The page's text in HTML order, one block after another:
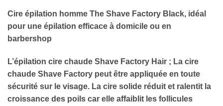
Cire épilation homme The Shave Factory Black, idéal
pour une épilation efficace à domicile ou en
barbershop
L’épilation cire chaude Shave Factory Hair ; La cire
chaude Shave Factory peut être appliquée en toute
sécurité sur le visage. La cire solide réduit et ralentit la
croissance des poils car elle affaiblit les follicules